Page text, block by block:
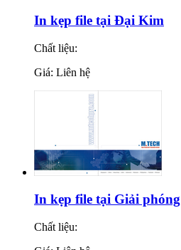
In kẹp file tại Đại Kim
Chất liệu:
Giá: Liên hệ
In kẹp file tại Giải phóng
Chất liệu: